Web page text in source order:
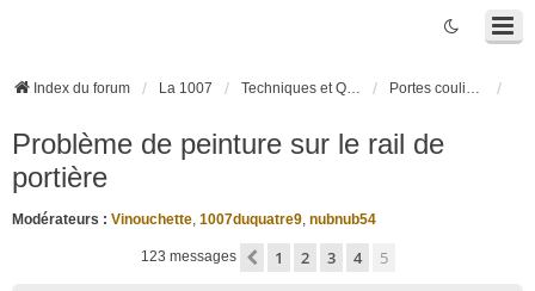
Index du forum La 1007 Techniques et Questions Portes coulissantes électriques
Problème de peinture sur le rail de
portière
Modérateurs : Vinouchette, 1007duquatre9, nubnub54
123 messages Précédente
1 2 3 4 5